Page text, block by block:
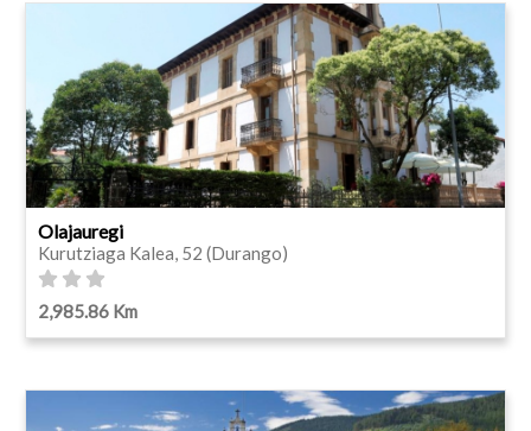
Olajauregi
Kurutziaga Kalea, 52 (Durango)
2,985.86 Km